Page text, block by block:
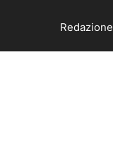
Redazione